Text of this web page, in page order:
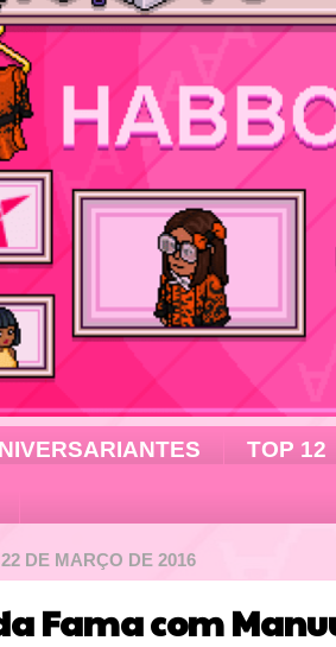
TOP 12
DE MARÇO DE 2016
Fama com